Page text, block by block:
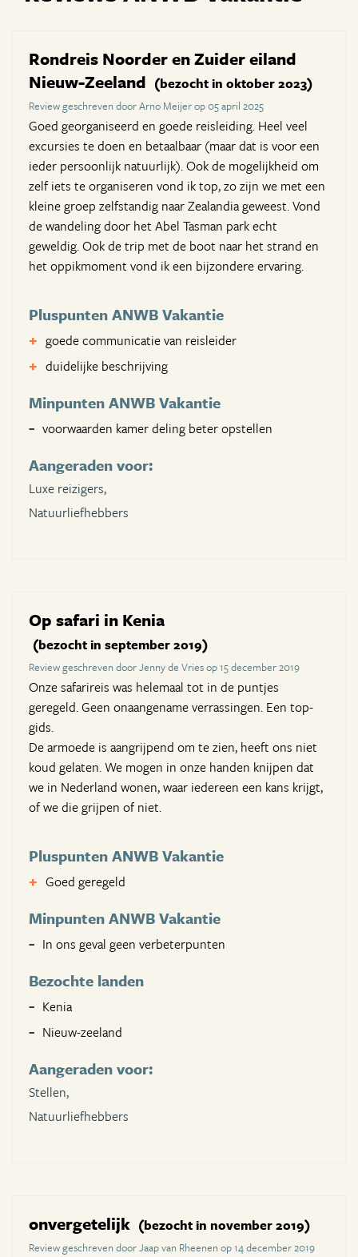
Rondreis Noorder en Zuider eiland
Nieuw-Zeeland (bezocht in oktober 2023)
Review geschreven door Arno Meijer op 05 april 2025
Goed georganiseerd en goede reisleiding. Heel veel
excursies te doen en betaalbaar (maar dat is voor een
ieder persoonlijk natuurlijk). Ook de mogelijkheid om
zelf iets te organiseren vond ik top, zo zijn we met een
kleine groep zelfstandig naar Zealandia geweest. Vond
de wandeling door het Abel Tasman park echt
geweldig. Ook de trip met de boot naar het strand en
het oppikmoment vond ik een bijzondere ervaring.
Pluspunten ANWB Vakantie
goede communicatie van reisleider
duidelijke beschrijving
Minpunten ANWB Vakantie
voorwaarden kamer deling beter opstellen
Aangeraden voor:
Luxe reizigers,
Natuurliefhebbers
Op safari in Kenia
(bezocht in september 2019)
Review geschreven door Jenny de Vries op 15 december 2019
Onze safarireis was helemaal tot in de puntjes
geregeld. Geen onaangename verrassingen. Een top-
gids.
De armoede is aangrijpend om te zien, heeft ons niet
koud gelaten. We mogen in onze handen knijpen dat
we in Nederland wonen, waar iedereen een kans krijgt,
of we die grijpen of niet.
Pluspunten ANWB Vakantie
Goed geregeld
Minpunten ANWB Vakantie
In ons geval geen verbeterpunten
Bezochte landen
Kenia
Nieuw-zeeland
Aangeraden voor:
Stellen,
Natuurliefhebbers
onvergetelijk (bezocht in november 2019)
Review geschreven door Jaap van Rheenen op 14 december 2019